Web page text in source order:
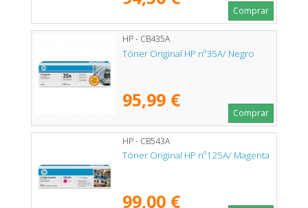
Comprar
HP - CB435A
Tóner Original HP nº35A/ Negro
95,99 €
Comprar
HP - CB543A
Tóner Original HP nº125A/ Magenta
99,00 €